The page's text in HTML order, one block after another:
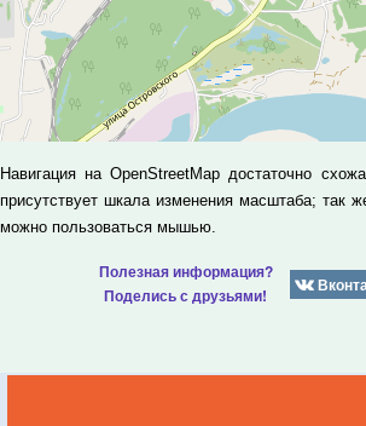
Навигация на OpenStreetMap достаточно
присутствует шкала изменения масштаба; так
можно пользоваться мышью.
Полезная информация?
Поделись с друзьями!